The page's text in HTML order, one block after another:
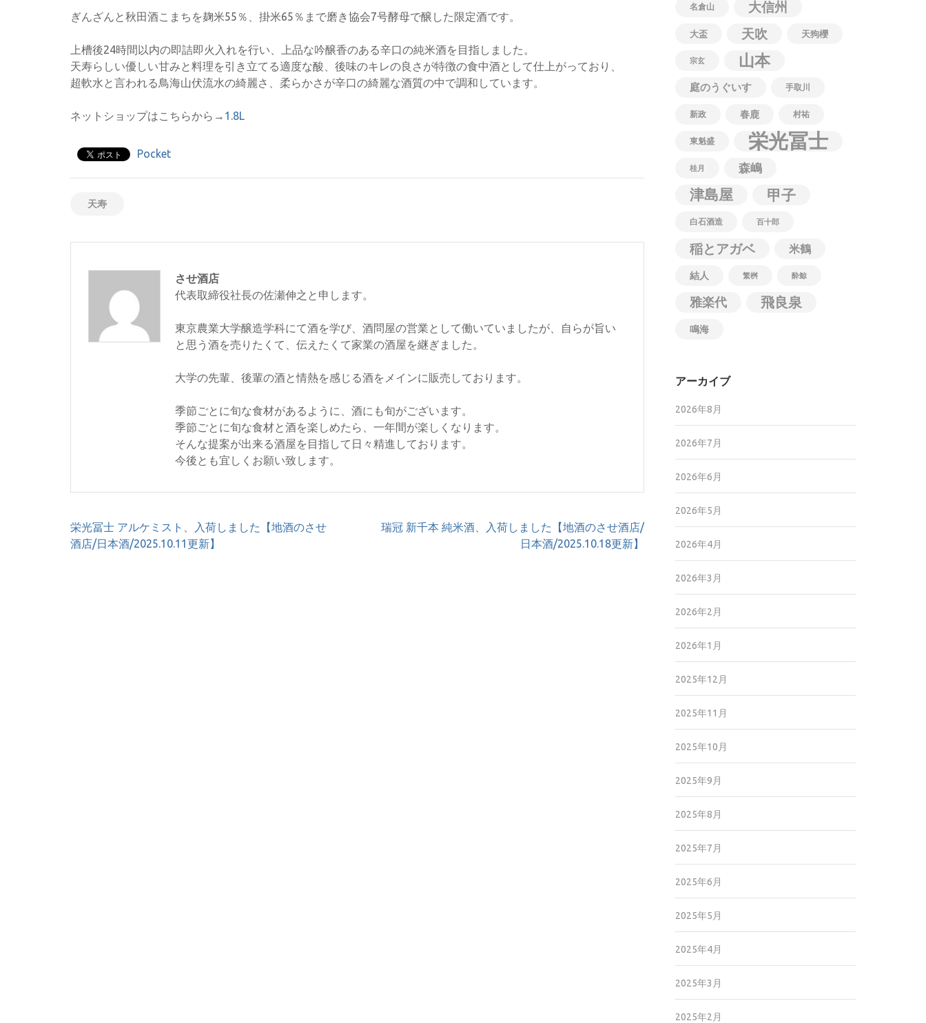
ぎんざんと秋田酒こまちを麹米55％、掛米65％まで磨き協会7号酵母で醸した限定酒です。
上槽後24時間以内の即詰即火入れを行い、上品な吟醸香のある辛口の純米酒を目指しました。
天寿らしい優しい甘みと料理を引き立てる適度な酸、後味のキレの良さが特徴の食中酒として仕上がっており、
超軟水と言われる鳥海山伏流水の綺麗さ、柔らかさが辛口の綺麗な酒質の中で調和しています。
ネットショップはこちらから→ 1.8L
Pocket
天寿
させ酒店
代表取締役社長の佐瀬伸之と申します。
東京農業大学醸造学科にて酒を学び、酒問屋の営業として働いていましたが、自らが旨い
と思う酒を売りたくて、伝えたくて家業の酒屋を継ぎました。
大学の先輩、後輩の酒と情熱を感じる酒をメインに販売しております。
季節ごとに旬な食材があるように、酒にも旬がございます。
季節ごとに旬な食材と酒を楽しめたら、一年間が楽しくなります。
そんな提案が出来る酒屋を目指して日々精進しております。
今後とも宜しくお願い致します。
投
稿
栄光冨士 アルケミスト、入荷しました【地酒のさせ
酒店/日本酒/2025.10.11更新】
瑞冠 新千本 純米酒、入荷しました【地酒のさせ酒店/
日本酒/2025.10.18更新】
名倉山 大信州
大盃 天吹 天狗櫻
宗玄 山本
庭のうぐいす 手取川
新政 春鹿 村祐
東魁盛 栄光冨士
桂月 森嶋
津島屋 甲子
白石酒造 百十郎
稲とアガベ 米鶴
結人 繁桝 酔鯨
雅楽代 飛良泉
鳴海
アーカイブ
2026年8月
2026年7月
2026年6月
2026年5月
2026年4月
2026年3月
2026年2月
2026年1月
2025年12月
2025年11月
2025年10月
2025年9月
2025年8月
2025年7月
2025年6月
2025年5月
2025年4月
2025年3月
2025年2月